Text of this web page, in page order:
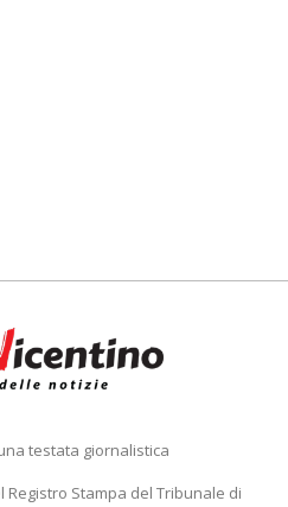
testata giornalistica
Registro Stampa del Tribunale di